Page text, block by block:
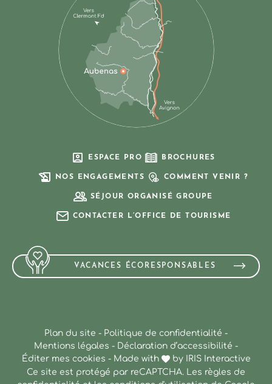
ESPACE PRO BROCHURES
NOS ENGAGEMENTS COMMENT VENIR ?
SÉJOUR ORGANISÉ GROUPE
CONTACTER L’OFFICE DE TOURISME
VACANCES ÉCORESPONSABLES
Plan du site - Politique de confidentialité -
Mentions légales - Déclaration d’accessibilité -
Éditer mes cookies - Made with by
IRIS Interactive
Ce site est protégé par reCAPTCHA. Les règles de